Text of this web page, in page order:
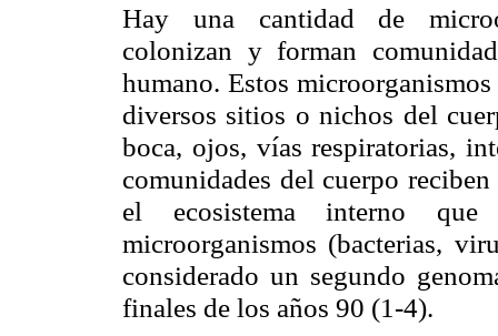
Hay una cantidad de
colonizan y forman
humano. Estos
diversos sitios o nichos del
boca, ojos, vías respiratorias,
comunidades del cuerpo
el ecosistema interno
microorganismos (bacterias,
considerado un segundo
finales de los años 90 (1-4).